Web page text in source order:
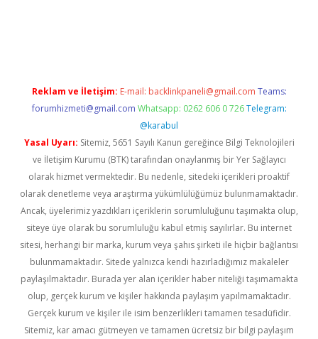
Reklam ve İletişim: E-mail: backlinkpaneli@gmail.com Teams:
forumhizmeti@gmail.com Whatsapp: 0262 606 0 726 Telegram:
@karabul
Yasal Uyarı: Sitemiz, 5651 Sayılı Kanun gereğince Bilgi Teknolojileri
ve İletişim Kurumu (BTK) tarafından onaylanmış bir Yer Sağlayıcı
olarak hizmet vermektedir. Bu nedenle, sitedeki içerikleri proaktif
olarak denetleme veya araştırma yükümlülüğümüz bulunmamaktadır.
Ancak, üyelerimiz yazdıkları içeriklerin sorumluluğunu taşımakta olup,
siteye üye olarak bu sorumluluğu kabul etmiş sayılırlar. Bu internet
sitesi, herhangi bir marka, kurum veya şahıs şirketi ile hiçbir bağlantısı
bulunmamaktadır. Sitede yalnızca kendi hazırladığımız makaleler
paylaşılmaktadır. Burada yer alan içerikler haber niteliği taşımamakta
olup, gerçek kurum ve kişiler hakkında paylaşım yapılmamaktadır.
Gerçek kurum ve kişiler ile isim benzerlikleri tamamen tesadüfidir.
Sitemiz, kar amacı gütmeyen ve tamamen ücretsiz bir bilgi paylaşım